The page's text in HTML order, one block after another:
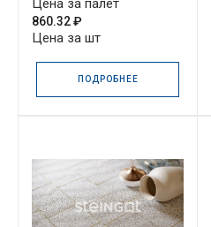
Цена за палет
860.32 ₽
Цена за шт
ПОДРОБНЕЕ